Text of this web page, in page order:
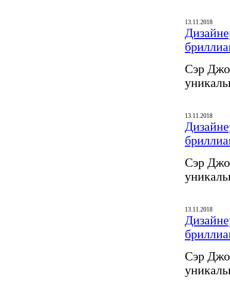
13.11.2018
Сэр
13.11.2018
Сэр
13.11.2018
Сэр